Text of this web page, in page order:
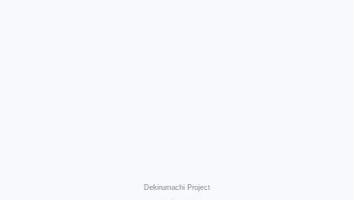
Dekirumachi Project